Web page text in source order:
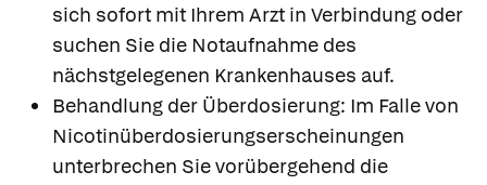
sich sofort mit Ihrem Arzt in Verbindung oder
suchen Sie die Notaufnahme des
nächstgelegenen Krankenhauses auf.
Behandlung der Überdosierung: Im Falle von
Nicotinüberdosierungserscheinungen
unterbrechen Sie vorübergehend die